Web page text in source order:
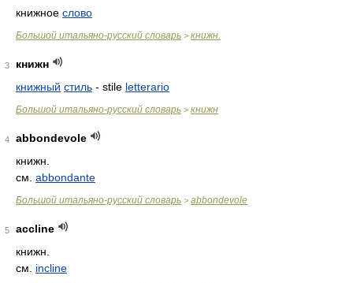
книжное слово
Большой итальяно-русский словарь > книжн.
3
книжн
книжный стиль - stile letterario
Большой итальяно-русский словарь > книжн
4
abbondevole
книжн.
см. abbondante
Большой итальяно-русский словарь > abbondevole
5
accline
книжн.
см. incline